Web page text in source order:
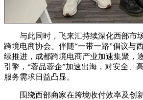
与此同时，飞来汇持续深化西部市
跨境电商协会。伴随“一带一路”倡议与
续推进，成都跨境电商产业加速集聚，
引擎，“蓉品蓉企”加速出海，对安全、
服务需求日益凸显。
围绕西部商家在跨境收付效率及创